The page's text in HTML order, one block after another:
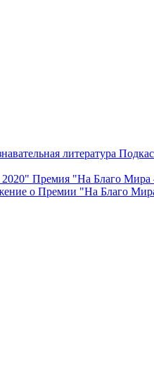
литература
Премия "На Благо Мира
о Премии "На Благо